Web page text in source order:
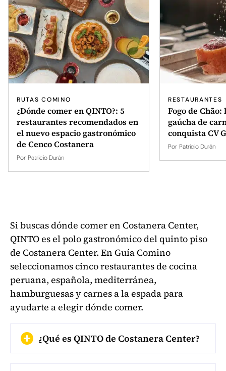
RUTAS COMINO
¿Dónde comer en QINTO?: 5
restaurantes recomendados en
el nuevo espacio gastronómico
de Cenco Costanera
Por Patricio Durán
RESTAURANTES
Fogo de
gaúcha de
conquista CV
Por Patricio Durán
Si buscas dónde comer en Costanera Center,
QINTO es el polo gastronómico del quinto piso
de Costanera Center. En Guía Comino
seleccionamos cinco restaurantes de cocina
peruana, española, mediterránea,
hamburguesas y carnes a la espada para
ayudarte a elegir dónde comer.
¿Qué es QINTO de Costanera Center?